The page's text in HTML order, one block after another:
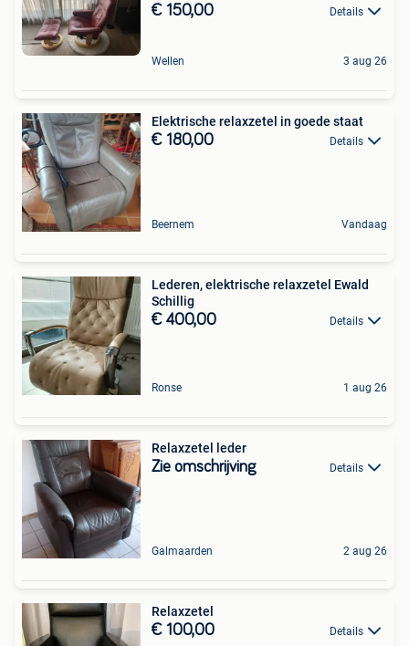
€ 150,00 Details
Wellen 3 aug 26
Elektrische relaxzetel in goede staat
€ 180,00 Details
Beernem Vandaag
Lederen, elektrische relaxzetel Ewald
Schillig
€ 400,00 Details
Ronse 1 aug 26
Relaxzetel leder
Zie omschrijving Details
Galmaarden 2 aug 26
Relaxzetel
€ 100,00 Details